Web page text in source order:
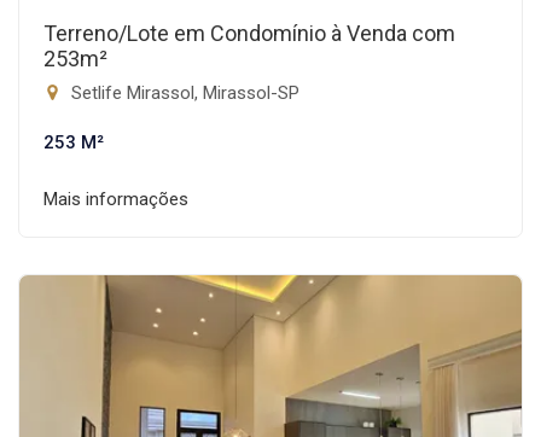
Terreno/Lote em Condomínio à Venda com
253m²
Setlife Mirassol, Mirassol-SP
253 M²
Mais informações